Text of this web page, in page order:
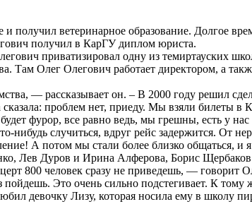
получил ветеринарное образование. Долгое
получил в КарГУ диплом юриста.
приватизировал одну из темиртауских
Там Олег Олегович работает директором, а
— рассказывает он. – В 2000 году решил
проблем нет, приеду. Мы взяли билеты
фурор, все равно ведь, мы грешны, есть у
нибудь случиться, вдруг рейс задержится. От
А потом мы стали более близко общаться, и
Лев Дуров и Ирина Алферова, Борис
800 человек сразу не приведешь, —
Это очень сильно подстегивает. К тому
девочку Лизу, которая носила ему в школу